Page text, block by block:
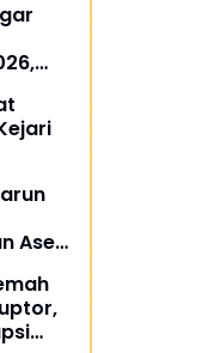
Aset